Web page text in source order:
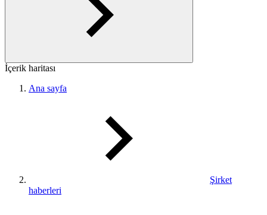
İçerik haritası
Ana sayfa
Şirket
haberleri